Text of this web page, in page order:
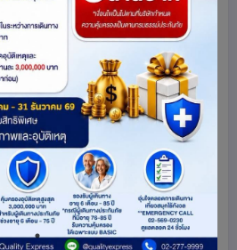
ที่ใหม่ ช้อปปิ้งสตรีท
งดง 5วัน 3คืน โดยสาย
share
ดูโปรแกรมทัวร์